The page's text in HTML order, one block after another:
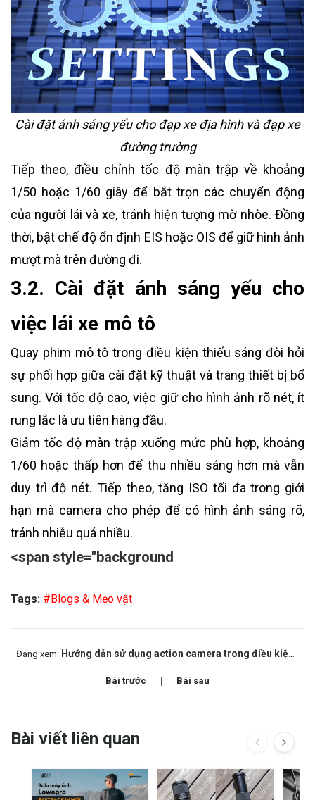
Cài đặt ánh sáng yếu cho đạp xe địa hình và đạp xe
đường trường
Tiếp theo, điều chỉnh tốc độ màn trập về khoảng
1/50 hoặc 1/60 giây để bắt trọn các chuyển động
của người lái và xe, tránh hiện tượng mờ nhòe. Đồng
thời, bật chế độ ổn định EIS hoặc OIS để giữ hình ảnh
mượt mà trên đường đi.
3.2. Cài đặt ánh sáng yếu cho
việc lái xe mô tô
Quay phim mô tô trong điều kiện thiếu sáng đòi hỏi
sự phối hợp giữa cài đặt kỹ thuật và trang thiết bị bổ
sung. Với tốc độ cao, việc giữ cho hình ảnh rõ nét, ít
rung lắc là ưu tiên hàng đầu.
Giảm tốc độ màn trập xuống mức phù hợp, khoảng
1/60 hoặc thấp hơn để thu nhiều sáng hơn mà vẫn
duy trì độ nét. Tiếp theo, tăng ISO tối đa trong giới
hạn mà camera cho phép để có hình ảnh sáng rõ,
tránh nhiễu quá nhiều.
<span style="background
Tags: #Blogs & Mẹo vặt
Đang xem: Hướng dẫn sử dụng action camera trong điều kiện ánh sáng kém
Bài trước Bài sau
Bài viết liên quan